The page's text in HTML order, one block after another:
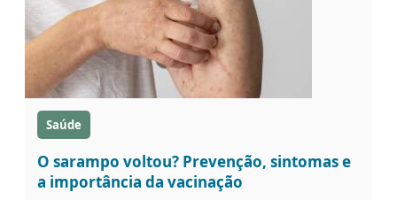
Saúde
O sarampo voltou? Prevenção, sintomas e
a importância da vacinação